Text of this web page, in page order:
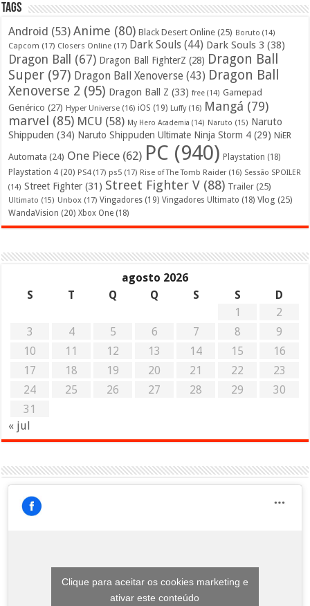
Tags
Android (53) Anime (80) Black Desert Online (25) Boruto (14)
Capcom (17) Closers Online (17) Dark Souls (44) Dark Souls 3 (38)
Dragon Ball (67) Dragon Ball FighterZ (28) Dragon Ball
Super (97) Dragon Ball Xenoverse (43) Dragon Ball
Xenoverse 2 (95) Dragon Ball Z (33) free (14) Gamepad
Genérico (27) Hyper Universe (16) iOS (19) Luffy(16) Mangá (79)
marvel (85) MCU (58) My Hero Academia (14) Naruto (15) Naruto
Shippuden (34) Naruto Shippuden Ultimate Ninja Storm 4 (29) NiER
Automata (24) One Piece (62) PC (940) Playstation (18)
Playstation 4 (20) PS4(17) ps5 (17) Rise of The Tomb Raider (16) Sessão SPOILER
(14) Street Fighter (31) Street Fighter V (88) Trailer (25)
Ultimato (15) Unbox (17) Vingadores (19) Vingadores Ultimato (18) Vlog (25)
WandaVision (20) Xbox One (18)
agosto 2026
S
T Q Q S S
D
1
2
3
4 5 6 7 8
9
10
11 12 13 14 15
16
17
18 19 20 21 22
23
24
25 26 27 28 29
30
31
« jul
Clique para aceitar os cookies marketing e
ativar este conteúdo